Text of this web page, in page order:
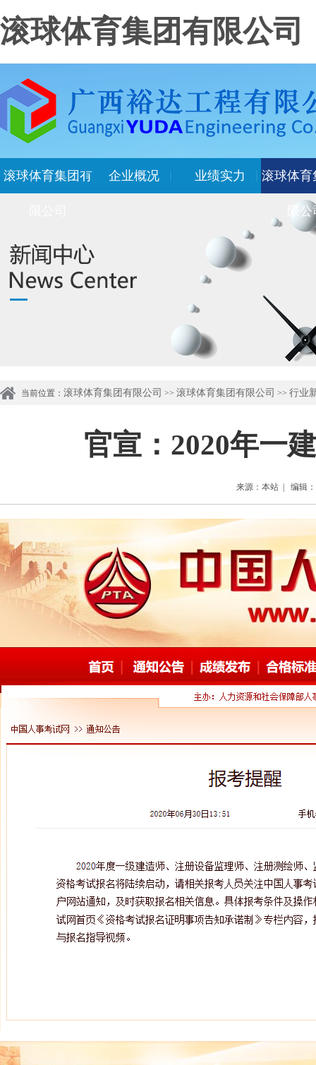
滚球体育集团有限公司
滚球体育集团有 企业概况 业绩实力 滚球体育
限
当前位置： 滚球体育集团有限公司 >> 滚球体育集团有限公司 >> 行业
官宣：2020年一
来源：本站 | 编辑